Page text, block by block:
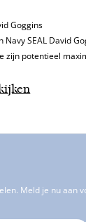
Goggins
Navy SEAL David
zijn potentieel
Meld je nu aan